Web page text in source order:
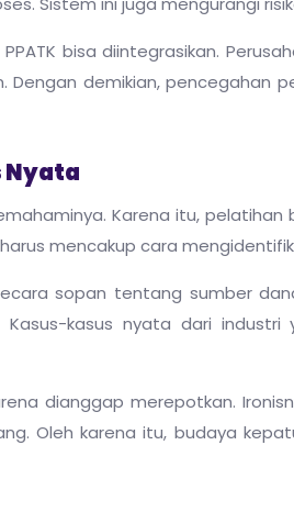
bisa diintegrasikan.
demikian, pencegahan
Nyata
Karena itu, pelatihan
mencakup cara
sopan tentang sumber
kasus nyata dari
dianggap merepotkan.
Oleh karena itu, budaya